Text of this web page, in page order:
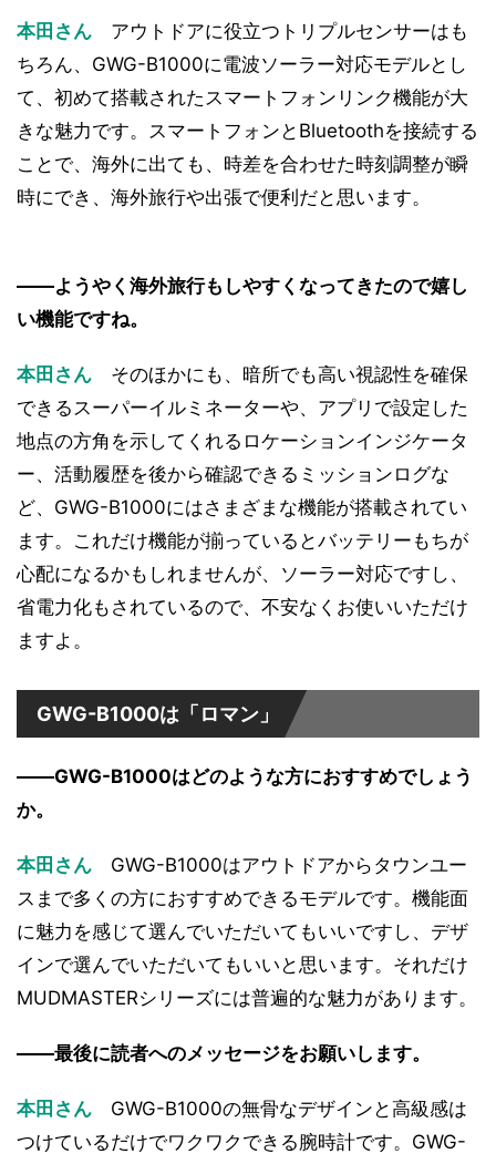
本田さん アウトドアに役立つトリプルセンサーはも
ちろん、GWG-B1000に電波ソーラー対応モデルとし
て、初めて搭載されたスマートフォンリンク機能が大
きな魅力です。スマートフォンとBluetoothを接続する
ことで、海外に出ても、時差を合わせた時刻調整が瞬
時にでき、海外旅行や出張で便利だと思います。
――ようやく海外旅行もしやすくなってきたので嬉し
い機能ですね。
本田さん そのほかにも、暗所でも高い視認性を確保
できるスーパーイルミネーターや、アプリで設定した
地点の方角を示してくれるロケーションインジケータ
ー、活動履歴を後から確認できるミッションログな
ど、GWG-B1000にはさまざまな機能が搭載されてい
ます。これだけ機能が揃っているとバッテリーもちが
心配になるかもしれませんが、ソーラー対応ですし、
省電力化もされているので、不安なくお使いいただけ
ますよ。
GWG-B1000は「ロマン」
――GWG-B1000はどのような方におすすめでしょう
か。
本田さん GWG-B1000はアウトドアからタウンユー
スまで多くの方におすすめできるモデルです。機能面
に魅力を感じて選んでいただいてもいいですし、デザ
インで選んでいただいてもいいと思います。それだけ
MUDMASTERシリーズには普遍的な魅力があります。
――最後に読者へのメッセージをお願いします。
本田さん GWG-B1000の無骨なデザインと高級感は
つけているだけでワクワクできる腕時計です。GWG-